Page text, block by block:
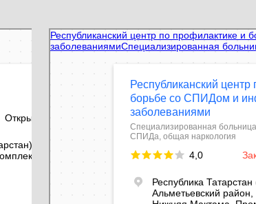
Республиканский центр по профилактике и борьбе со
инфекционными заболеваниями
Специализированная больница в Республике Татарстан
Центр профилактики СПИДа в Республике Татарстан